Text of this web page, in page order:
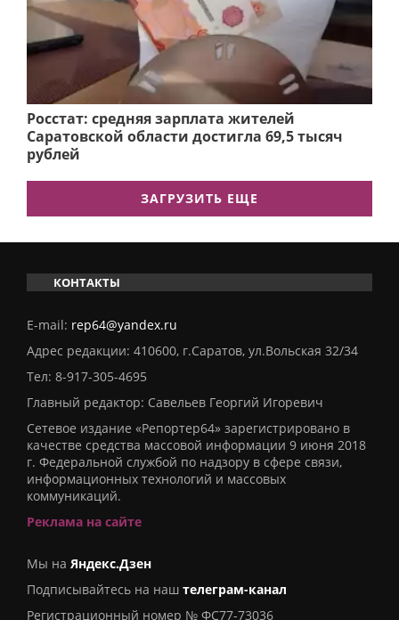
Росстат: средняя зарплата жителей
Саратовской области достигла 69,5 тысяч
рублей
ЗАГРУЗИТЬ ЕЩЕ
КОНТАКТЫ
E-mail: rep64@yandex.ru
Адрес редакции: 410600, г.Саратов, ул.Вольская 32/34
Тел: 8-917-305-4695
Главный редактор: Савельев Георгий Игоревич
Сетевое издание «Репортер64» зарегистрировано в
качестве средства массовой информации 9 июня 2018
г. Федеральной службой по надзору в сфере связи,
информационных технологий и массовых
коммуникаций.
Реклама на сайте
Мы на Яндекс.Дзен
Подписывайтесь на наш телеграм-канал
Регистрационный номер № ФС77-73036